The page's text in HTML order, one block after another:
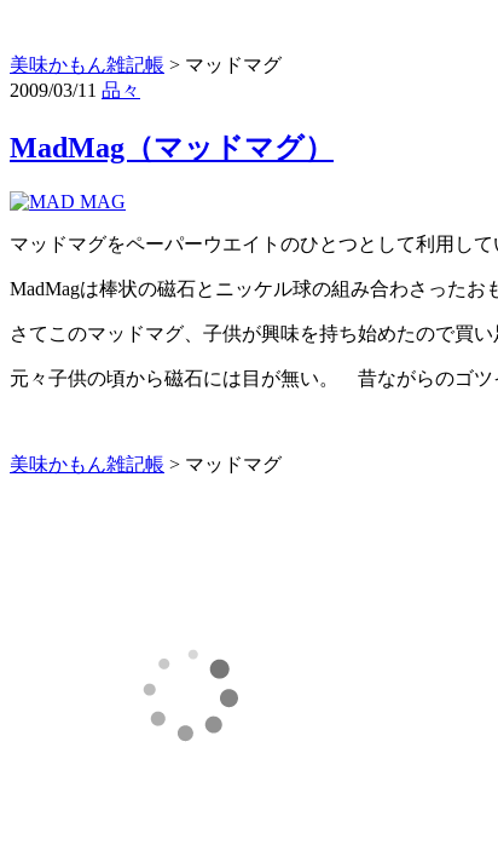
美味かもん雑記帳 > マッドマグ
2009/03/11 品々
MadMag（マッドマグ）
マッドマグをペーパーウエイトのひとつとして利用し
MadMagは棒状の磁石とニッケル球の組み合わさった
さてこのマッドマグ、子供が興味を持ち始めたので買
元々子供の頃から磁石には目が無い。 昔ながらのゴ
美味かもん雑記帳 > マッドマグ